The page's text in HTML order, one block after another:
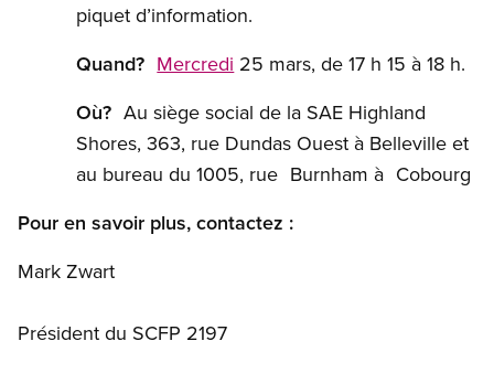
piquet d’information.
Quand? Mercredi 25 mars, de 17 h 15 à 18 h.
Où? Au siège social de la SAE Highland
Shores, 363, rue Dundas Ouest à Belleville et
au bureau du 1005, rue Burnham à Cobourg
Pour en savoir plus, contactez :
Mark Zwart
Président du SCFP 2197